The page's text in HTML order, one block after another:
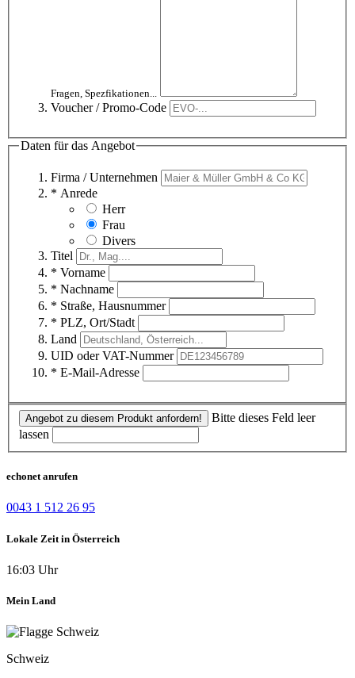
Fragen, Spezfikationen...
Voucher / Promo-Code
Daten für das Angebot
Firma / Unternehmen
* Anrede
Herr
Frau
Divers
Titel
* Vorname
* Nachname
* Straße, Hausnummer
* PLZ, Ort/Stadt
Land
UID oder VAT-Nummer
* E-Mail-Adresse
Angebot zu diesem Produkt anfordern!
Bitte dieses Feld leer
lassen
echonet anrufen
0043 1 512 26 95
Lokale Zeit in Österreich
16:03 Uhr
Mein Land
Schweiz